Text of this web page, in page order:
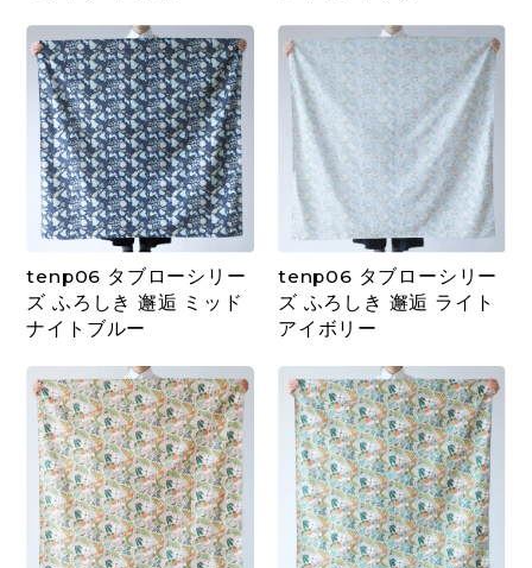
tenp06 タブローシリー
ズ ふろしき 邂逅 ミッド
ナイトブルー
tenp06 タブローシリー
ズ ふろしき 邂逅 ライト
アイボリー